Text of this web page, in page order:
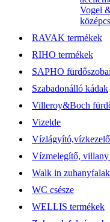
Vogel
RAVAK termékek
RIHO termékek
SAPHO
Szabadonálló kádak
Villeroy&Boch
Vizelde
Vízlágyító,vízkezelő
Vízmelegítő,
Walk in zuhanyfalak
WC csésze
WELLIS termékek